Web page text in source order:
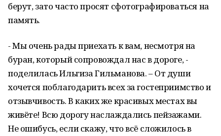
берут, зато часто просят сфотографироваться на
память.
- Мы очень рады приехать к вам, несмотря на
буран, который сопровождал нас в дороге, -
поделилась Ильгиза Гильманова. – От души
хочется поблагодарить всех за гостеприимство и
отзывчивость. В каких же красивых местах вы
живёте! Всю дорогу наслаждались пейзажами.
Не ошибусь, если скажу, что всё сложилось в